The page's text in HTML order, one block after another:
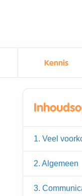
Kennis
1. Veel
2. Algemeen
3.